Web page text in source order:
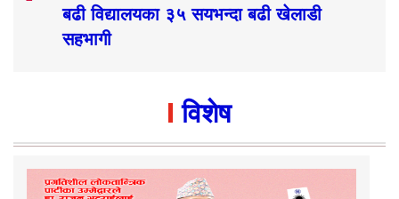
बढी विद्यालयका ३५ सयभन्दा बढी खेलाडी
सहभागी
विशेष